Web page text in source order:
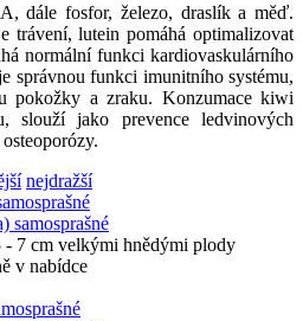
dále fosfor, železo, draslík a měď.
trávení, lutein pomáhá optimalizovat
normální funkci kardiovaskulárního
správnou funkci imunitního systému,
pokožky a zraku. Konzumace kiwi
slouží jako prevence ledvinových
nejdražší
- 7 cm velkými hnědými plody
v nabídce